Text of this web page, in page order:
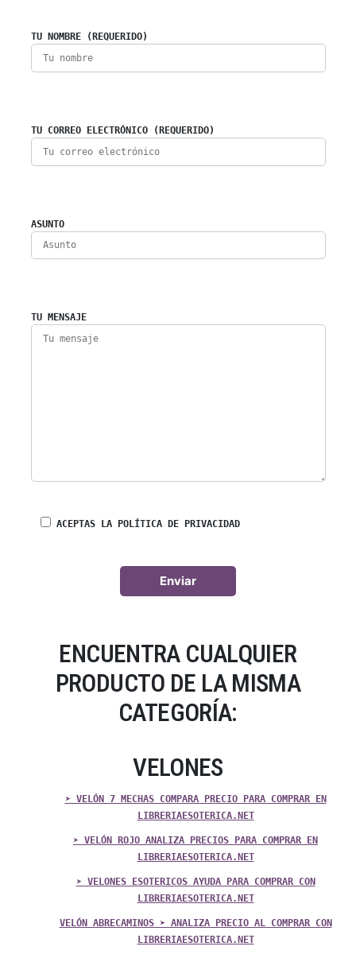
TU NOMBRE (REQUERIDO)
TU CORREO ELECTRÓNICO (REQUERIDO)
ASUNTO
TU MENSAJE
ACEPTAS LA POLÍTICA DE PRIVACIDAD
ENCUENTRA CUALQUIER
PRODUCTO DE LA MISMA
CATEGORÍA:
VELONES
➤ VELÓN 7 MECHAS COMPARA PRECIO PARA COMPRAR EN
LIBRERIAESOTERICA.NET
➤ VELÓN ROJO ANALIZA PRECIOS PARA COMPRAR EN
LIBRERIAESOTERICA.NET
➤ VELONES ESOTERICOS AYUDA PARA COMPRAR CON
LIBRERIAESOTERICA.NET
VELÓN ABRECAMINOS ➤ ANALIZA PRECIO AL COMPRAR CON
LIBRERIAESOTERICA.NET